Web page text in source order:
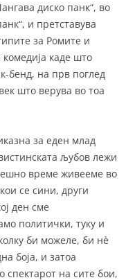
диско панк“, во
и претставува
за Ромите и
каде што
бенд, на прв поглед
што верува во тоа
за еден млад
љубов лежи
време живееме во
се сини, други
ден сме
политички, туку и
би можеле, би нè
боја, и затоа
спектарот на сите бои,